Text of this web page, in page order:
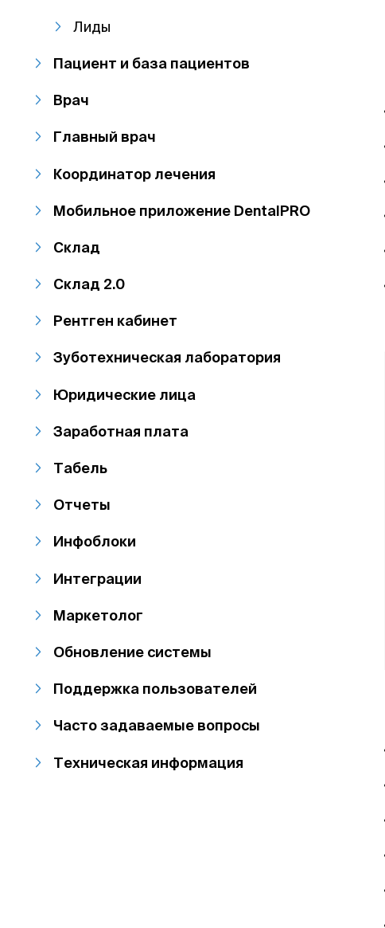
Лиды
Пациент и база пациентов
Врач
Главный врач
Координатор лечения
Мобильное приложение DentalPRO
Склад
Склад 2.0
Рентген кабинет
Зуботехническая лаборатория
Юридические лица
Заработная плата
Табель
Отчеты
Инфоблоки
Интеграции
Маркетолог
Обновление системы
Поддержка пользователей
Часто задаваемые вопросы
Техническая информация